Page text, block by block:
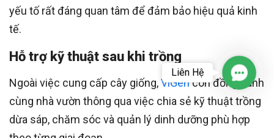
yếu tố rất đáng quan tâm để đảm bảo hiệu quả kinh
tế.
Hỗ trợ kỹ thuật sau khi trồng
Ngoài việc cung cấp cây giống,ViGen còn đồng hành
cùng nhà vườn thông qua việc chia sẻ kỹ thuật trồng
dừa sáp, chăm sóc và quản lý dinh dưỡng phù hợp
Liên Hệ